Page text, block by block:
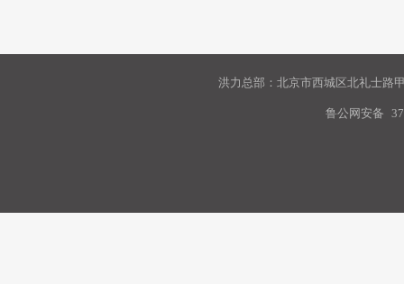
洪力总部：北京市西城区北礼士路
鲁公网安备